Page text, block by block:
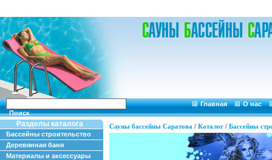
Поиск
Главная О нас
Разделы каталога
Бассейны строительство
Деревянная баня
Материалы и аксессуары
Сауны бассейны Саратова / Каталог / Бассейны